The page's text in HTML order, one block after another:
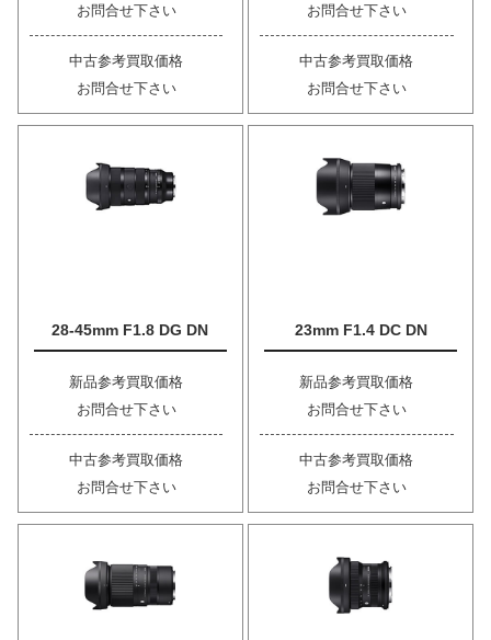
お問合せ下さい
中古参考買取価格
お問合せ下さい
お問合せ下さい
中古参考買取価格
お問合せ下さい
28-45mm F1.8 DG DN
新品参考買取価格
お問合せ下さい
中古参考買取価格
お問合せ下さい
23mm F1.4 DC DN
新品参考買取価格
お問合せ下さい
中古参考買取価格
お問合せ下さい